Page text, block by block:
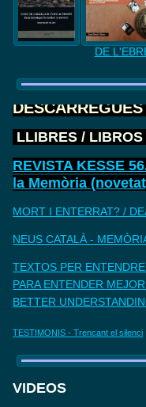
DE
LLIBRES / LIBROS
REVISTA KESSE
la Memòria
MORT I ENTERRAT? /
NEUS CATALÀ -
TEXTOS PER
PARA ENTENDER
BETTER
TESTIMONIS - Trencant el silenci
VIDEOS